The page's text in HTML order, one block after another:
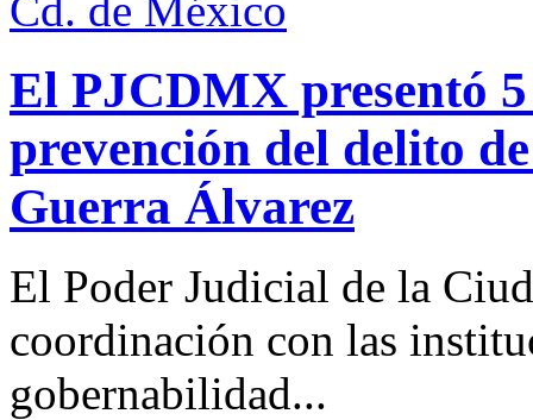
Cd. de México
El PJCDMX presentó
prevención del delito
Guerra Álvarez
El Poder Judicial de la
coordinación con las
gobernabilidad...